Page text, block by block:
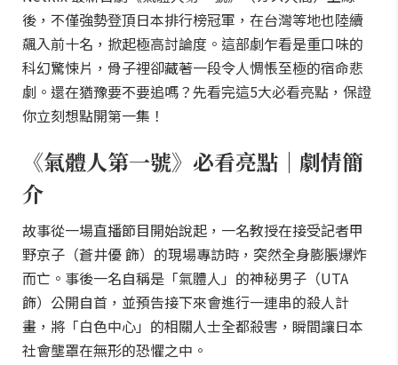
後，不僅強勢登頂日本排行榜冠軍，在台灣等地也陸續
飆入前十名，掀起極高討論度。這部劇乍看是重口味的
科幻驚悚片，骨子裡卻藏著一段令人惆悵至極的宿命悲
劇。還在猶豫要不要追嗎？先看完這5大必看亮點，保證
你立刻想點開第一集！
《氣體人第一號》必看亮點｜劇情簡
介
故事從一場直播節目開始說起，一名教授在接受記者甲
野京子（蒼井優 飾）的現場專訪時，突然全身膨脹爆炸
而亡。事後一名自稱是「氣體人」的神秘男子（UTA
飾）公開自首，並預告接下來會進行一連串的殺人計
畫，將「白色中心」的相關人士全都殺害，瞬間讓日本
社會壟罩在無形的恐懼之中。